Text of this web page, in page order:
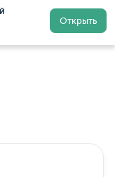
Открыть
Регистрация